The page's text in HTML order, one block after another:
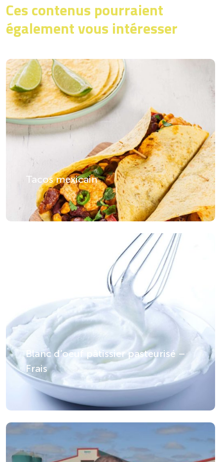
Ces contenus pourraient
également vous intéresser
Tacos mexicain
Blanc d’oeuf pâtissier pasteurisé –
Frais